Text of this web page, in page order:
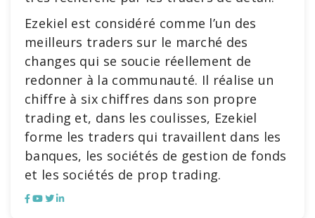
Ezekiel est considéré comme l’un des
meilleurs traders sur le marché des
changes qui se soucie réellement de
redonner à la communauté. Il réalise un
chiffre à six chiffres dans son propre
trading et, dans les coulisses, Ezekiel
forme les traders qui travaillent dans les
banques, les sociétés de gestion de fonds
et les sociétés de prop trading.